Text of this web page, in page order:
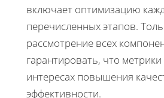
включает оптимизацию
перечисленных этапов.
рассмотрение всех
гарантировать, что
интересах повышения
эффективности.